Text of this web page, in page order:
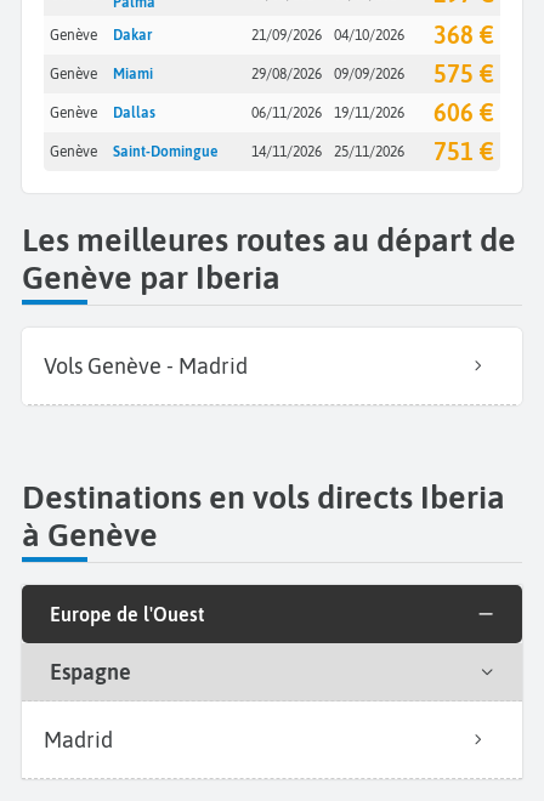
Genève Dakar 21/09/2026 04/10/2026 368 €
Genève Miami 29/08/2026 09/09/2026 575 €
Genève Dallas 06/11/2026 19/11/2026 606 €
Genève Saint-Domingue 14/11/2026 25/11/2026 751 €
Les meilleures routes au départ de
Genève par Iberia
Vols Genève - Madrid
Destinations en vols directs Iberia
à Genève
Europe de l'Ouest
Espagne
Madrid